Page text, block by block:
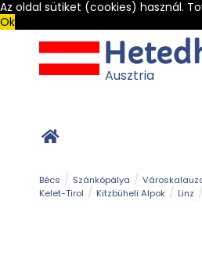
Az oldal sütiket (cookies) használ.
Ok
Ausztria
Bécs Szánkópálya
Kelet-Tirol
Kitzbüheli Alpok Linz